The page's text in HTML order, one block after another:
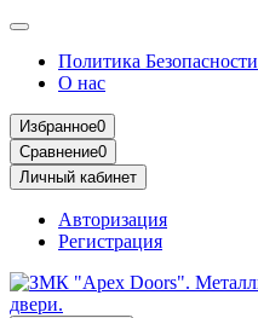
Политика Безопасности
О нас
Избранное0
Сравнение0
Личный кабинет
Авторизация
Регистрация